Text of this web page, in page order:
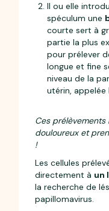
Il ou elle
spéculum une
courte sert à
partie la plus
pour prélever
longue et fine
niveau de la
utérin, appelée
Ces
douloureux et
!
Les cellules
directement à un
la recherche de
papillomavirus.